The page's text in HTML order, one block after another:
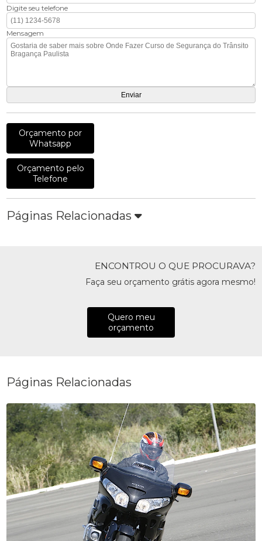
Digite seu telefone
Mensagem
Orçamento por
Whatsapp
Orçamento pelo
Telefone
Páginas Relacionadas
ENCONTROU O QUE PROCURAVA?
Faça seu orçamento grátis agora mesmo!
Quero meu
orçamento
Páginas Relacionadas